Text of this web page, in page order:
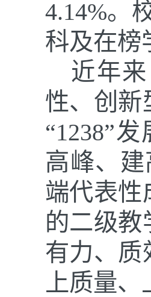
4.14%。
科及在榜
近年
性、创新
“1238”
高峰、
端代表性
的二级
有力、质
上质量、